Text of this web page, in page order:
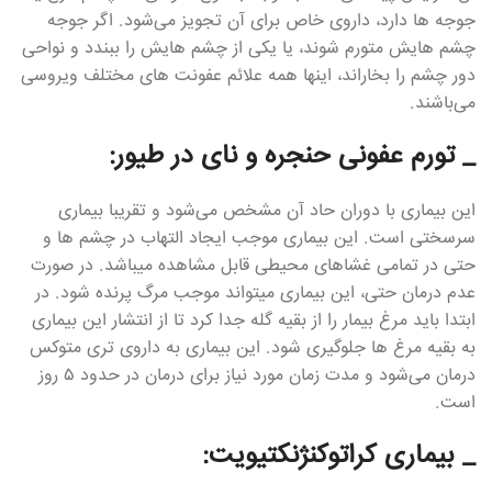
جوجه ها دارد، داروی خاص برای آن تجویز می‌شود. اگر جوجه
چشم هایش متورم شوند، یا یکی از چشم هایش را ببندد و نواحی
دور چشم را بخاراند، اینها همه علائم عفونت های مختلف ویروسی
می‌باشند.
_ تورم عفونی حنجره و نای در طیور:
این بیماری با دوران حاد آن مشخص می‌شود و تقریبا بیماری
سرسختی است. این بیماری موجب ایجاد التهاب در چشم ها و
حتی در تمامی غشاهای محیطی قابل مشاهده میباشد. در صورت
عدم درمان حتی، این بیماری میتواند موجب مرگ پرنده شود. در
ابتدا باید مرغ بیمار را از بقیه گله جدا کرد تا از انتشار این بیماری
به بقیه مرغ ها جلوگیری شود. این بیماری به داروی تری متوکس
درمان می‌شود و مدت زمان مورد نیاز برای درمان در حدود ۵ روز
است.
_ بیماری کراتوکنژنکتیویت: